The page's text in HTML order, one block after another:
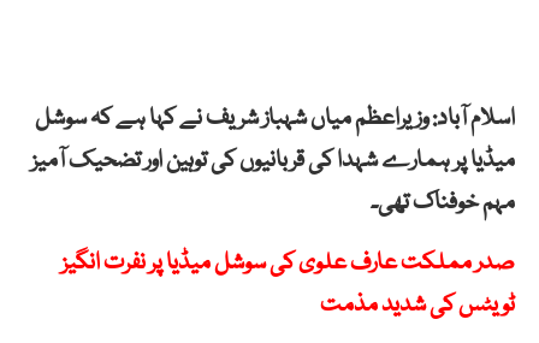
اسلام آباد: وزیراعظم میاں شہباز شریف نے کہا ہے کہ سوشل
میڈیا پر ہمارے شہدا کی قربانیوں کی توہین اور تضحیک آمیز
مہم خوفناک تھی۔
صدر مملکت عارف علوی کی سوشل میڈیا پر نفرت انگیز
ٹویٹس کی شدید مذمت